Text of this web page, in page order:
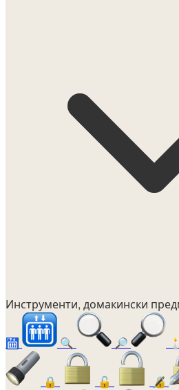
Инструменти, домакински
🛗 🔍 🔎 🕯️
🔒 🔓 🔏